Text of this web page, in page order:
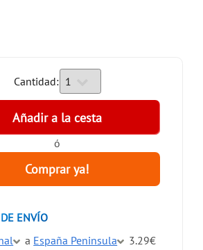
Cantidad:
ó
ENVÍO
a España Peninsula 3.29€